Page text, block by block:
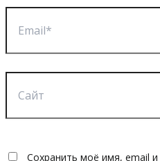
Сохранить моё имя, email и